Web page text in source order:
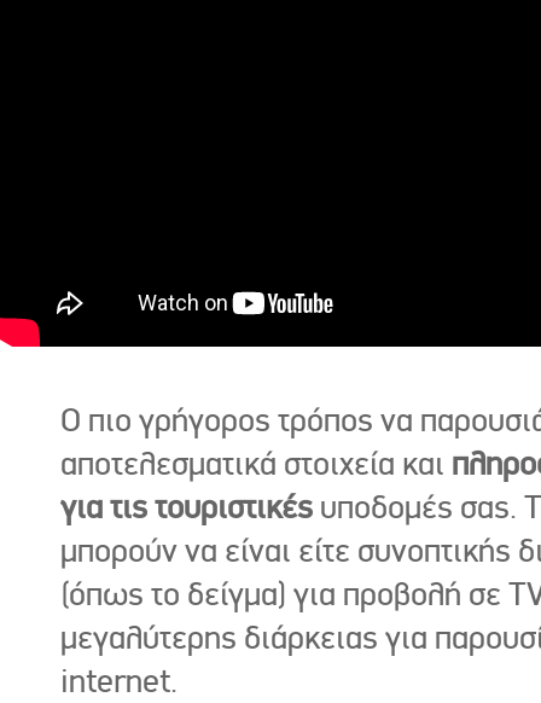
Ο πιο γρήγορος τρόπος να
αποτελεσματικά στοιχεία και
για τις τουριστικές υποδομές σας.
μπορούν να είναι είτε συνοπτικής
(όπως το δείγμα) για προβολή σε
μεγαλύτερης διάρκειας για
internet.